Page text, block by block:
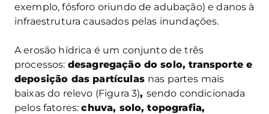
exemplo, fósforo oriundo de adubação) e danos à
infraestrutura causados pelas inundações.
A erosão hídrica é um conjunto de três
processos: desagregação do solo, transporte e
deposição das partículas nas partes mais
baixas do relevo (Figura 3), sendo condicionada
pelos fatores:chuva, solo, topografia,